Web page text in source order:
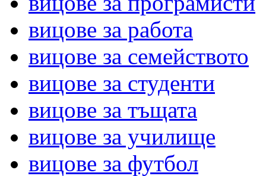
вицове за работа
вицове за семейството
вицове за студенти
вицове за тъщата
вицове за училище
вицове за футбол